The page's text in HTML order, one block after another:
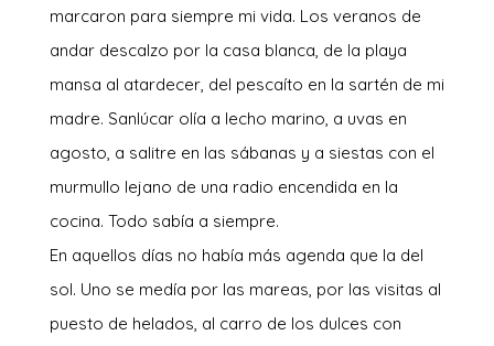
marcaron para siempre mi vida. Los veranos de
andar descalzo por la casa blanca, de la playa
mansa al atardecer, del pescaíto en la sartén de mi
madre. Sanlúcar olía a lecho marino, a uvas en
agosto, a salitre en las sábanas y a siestas con el
murmullo lejano de una radio encendida en la
cocina. Todo sabía a siempre.
En aquellos días no había más agenda que la del
sol. Uno se medía por las mareas, por las visitas al
puesto de helados, al carro de los dulces con